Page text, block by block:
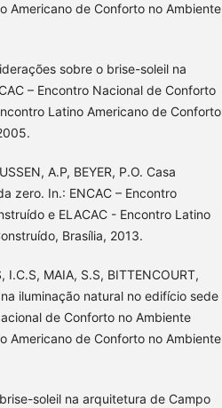
Americano de Conforto no Ambiente
sobre o brise-soleil na
– Encontro Nacional de Conforto
Latino Americano de Conforto
A.P, BEYER, P.O. Casa
zero. In.: ENCAC – Encontro
e ELACAC - Encontro Latino
Brasília, 2013.
I.C.S, MAIA, S.S, BITTENCOURT,
iluminação natural no edifício sede
de Conforto no Ambiente
Americano de Conforto no Ambiente
soleil na arquitetura de Campo